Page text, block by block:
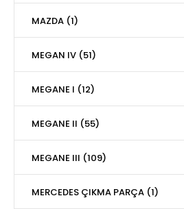
MAZDA (1)
MEGAN IV (51)
MEGANE I (12)
MEGANE II (55)
MEGANE III (109)
MERCEDES ÇIKMA PARÇA (1)